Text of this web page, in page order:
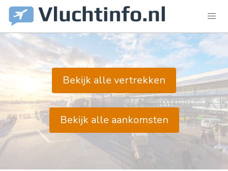
Bekijk alle vertrekken
Bekijk alle aankomsten